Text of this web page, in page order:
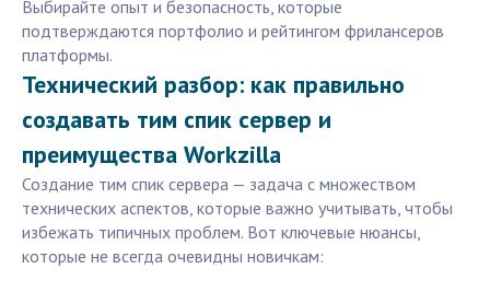
Выбирайте опыт и безопасность, которые
подтверждаются портфолио и рейтингом фрилансеров
платформы.
Технический разбор: как правильно
создавать тим спик сервер и
преимущества Workzilla
Создание тим спик сервера — задача с множеством
технических аспектов, которые важно учитывать, чтобы
избежать типичных проблем. Вот ключевые нюансы,
которые не всегда очевидны новичкам: